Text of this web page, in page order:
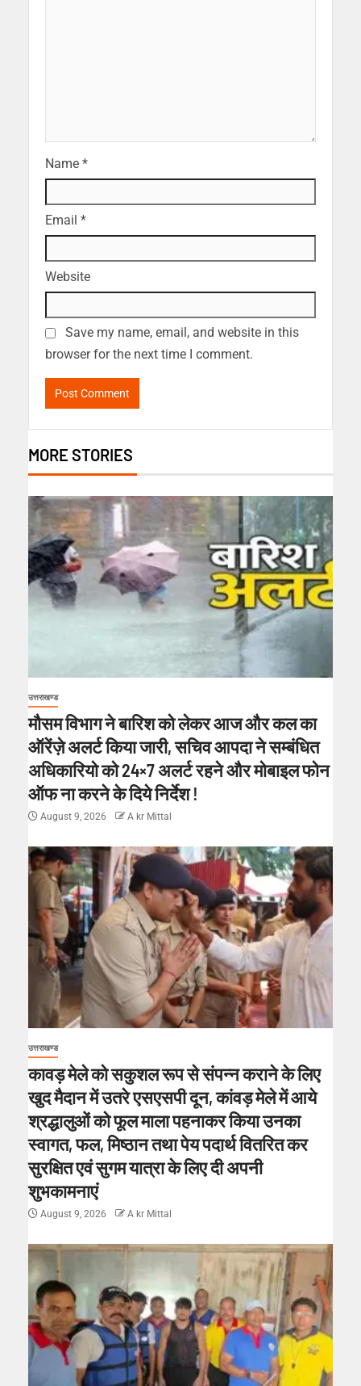
Name *
Email *
Website
Save my name, email, and website in this
browser for the next time I comment.
MORE STORIES
उत्तराखण्ड
मौसम विभाग ने बारिश को लेकर आज और कल का
ऑरेंज़े अलर्ट किया जारी, सचिव आपदा ने सम्बंधित
अधिकारियो को 24×7 अलर्ट रहने और मोबाइल फोन
ऑफ ना करने के दिये निर्देश !
August 9, 2026 A kr Mittal
उत्तराखण्ड
कावड़ मेले को सकुशल रूप से संपन्न कराने के लिए
खुद मैदान में उतरे एसएसपी दून, कांवड़ मेले में आये
श्रद्धालुओं को फूल माला पहनाकर किया उनका
स्वागत, फल, मिष्ठान तथा पेय पदार्थ वितरित कर
सुरक्षित एवं सुगम यात्रा के लिए दी अपनी
शुभकामनाएं
August 9, 2026 A kr Mittal